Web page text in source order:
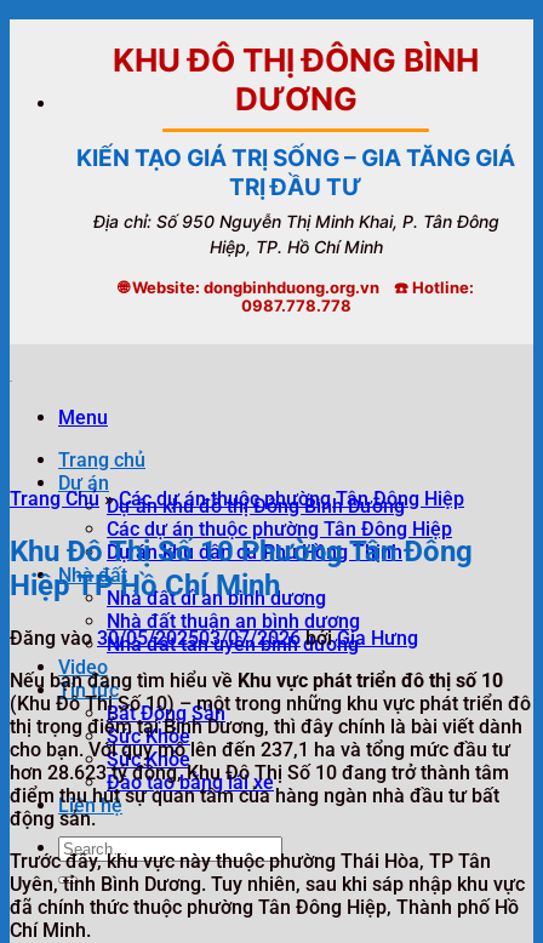
dung
KHU ĐÔ THỊ ĐÔNG BÌNH
DƯƠNG
KIẾN TẠO GIÁ TRỊ SỐNG – GIA TĂNG GIÁ
TRỊ ĐẦU TƯ
Địa chỉ: Số 950 Nguyễn Thị Minh Khai, P. Tân Đông
Hiệp, TP. Hồ Chí Minh
🌐 Website: dongbinhduong.org.vn ☎️ Hotline:
0987.778.778
Menu
Trang chủ
Dự án
Dự án khu đô thị Đông Bình Dương
Các dự án thuộc phường Tân Đông Hiệp
Dự án khu dân cư Phú Hồng Thịnh
Nhà đất
Nhà đất dĩ an bình dương
Nhà đất thuận an bình dương
Nhà đất tân uyên bình dương
Video
Tin tức
Bất Động Sản
Sức Khỏe
Sức Khỏe
Đào tạo bằng lái xe
Liên hệ
Trang Chủ»Các dự án thuộc phường Tân Đông Hiệp
Khu Đô Thị Số 10 Phường Tân Đông
Hiệp TP Hồ Chí Minh
Đăng vào30/05/202503/07/2026 bởiGia Hưng
Nếu bạn đang tìm hiểu về Khu vực phát triển đô thị số 10
(Khu Đô Thị Số 10) – một trong những khu vực phát triển đô
thị trọng điểm tại Bình Dương, thì đây chính là bài viết dành
cho bạn. Với quy mô lên đến 237,1 ha và tổng mức đầu tư
hơn 28.623 tỷ đồng, Khu Đô Thị Số 10 đang trở thành tâm
điểm thu hút sự quan tâm của hàng ngàn nhà đầu tư bất
động sản.
Trước đây, khu vực này thuộc phường Thái Hòa, TP Tân
Uyên, tỉnh Bình Dương. Tuy nhiên, sau khi sáp nhập khu vực
đã chính thức thuộc phường Tân Đông Hiệp, Thành phố Hồ
Chí Minh.